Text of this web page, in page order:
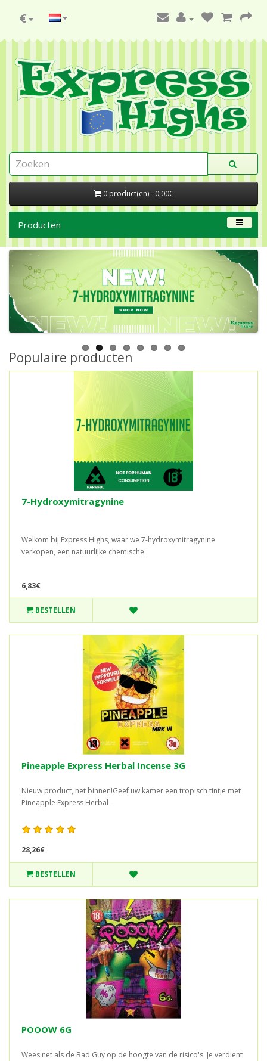
€
0 product(en) - 0,00€
Producten
Populaire producten
7-Hydroxymitragynine
Welkom bij Express Highs, waar we 7-hydroxymitragynine
verkopen, een natuurlijke chemische..
6,83€
BESTELLEN
Pineapple Express Herbal Incense 3G
Nieuw product, net binnen!Geef uw kamer een tropisch tintje met
Pineapple Express Herbal ..
28,26€
BESTELLEN
POOOW 6G
Wees net als de Bad Guy op de hoogte van de risico's. Je verdient